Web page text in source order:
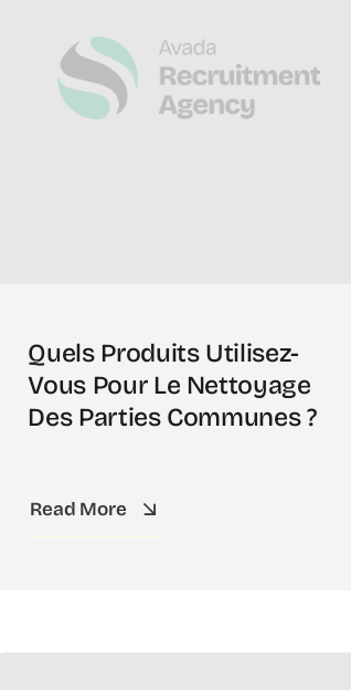
Quels Produits Utilisez-
Vous Pour Le Nettoyage
Des Parties Communes ?
Read More